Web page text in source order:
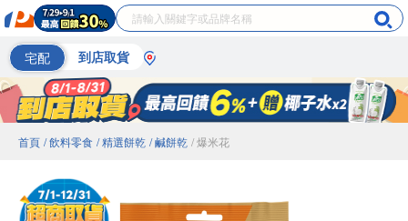
宅配 到店取貨
首頁 / 飲料零食 / 精選餅乾 / 鹹餅乾 / 爆米花